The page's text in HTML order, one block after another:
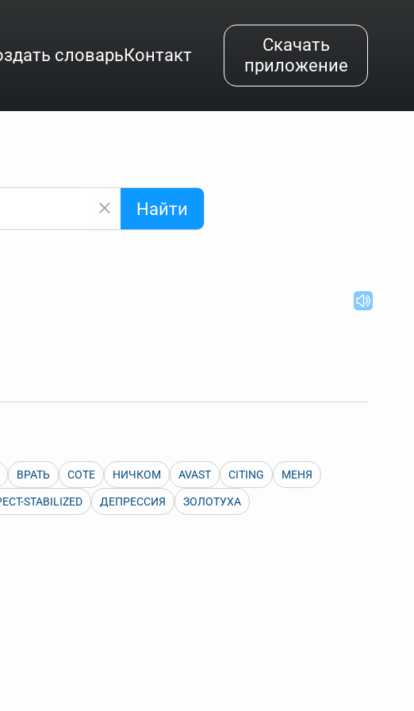
словарьКонтакт
Скачать
приложение
по начальным буквам и покажет их во всплывающем меню.
знаком звёздочкой (*), а несколько неизвестных букв —
в строке запроса "Пушкин поэт" и нажать "Найти", выведутся
в задании "русский поэт 19 века". Пишем в Reword первым
статью "Лермонтов" и не только.
Найти
ВРАТЬ COTE НИЧКОМ AVAST CITING МЕНЯ
STABILIZED ДЕПРЕССИЯ ЗОЛОТУХА